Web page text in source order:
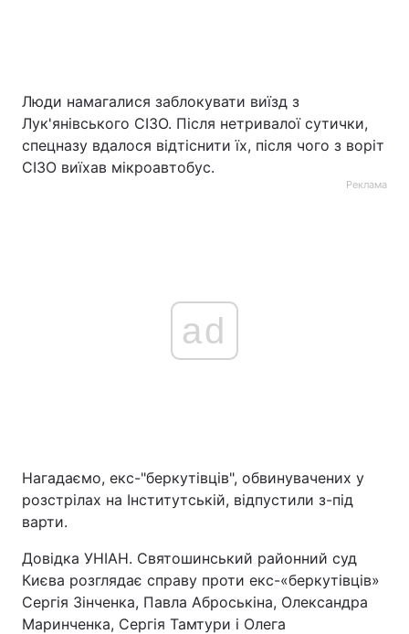
Люди намагалися заблокувати виїзд з
Лук'янівського СІЗО. Після нетривалої сутички,
спецназу вдалося відтіснити їх, після чого з воріт
СІЗО виїхав мікроавтобус.
Реклама
ad
Нагадаємо, екс-"беркутівців", обвинувачених у
розстрілах на Інститутській, відпустили з-під
варти.
Довідка УНІАН. Святошинський районний суд
Києва розглядає справу проти екс-«беркутівців»
Сергія Зінченка, Павла Аброськіна, Олександра
Маринченка, Сергія Тамтури і Олега